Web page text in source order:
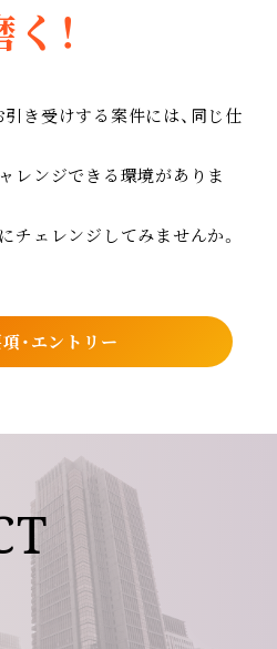
！
き受けする案件には、同じ仕
レンジできる環境がありま
チェレンジしてみませんか。
・エントリー